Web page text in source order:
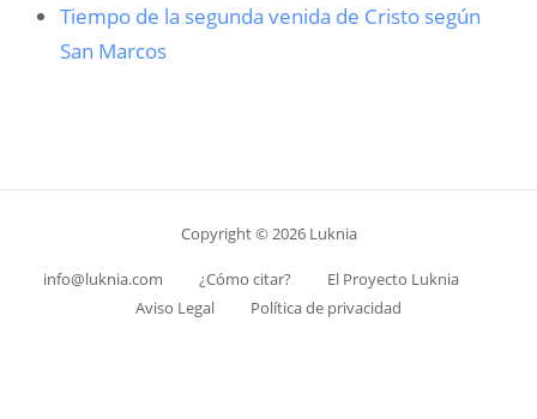
Tiempo de la segunda venida de Cristo según
San Marcos
Copyright © 2026 Luknia
info@luknia.com ¿Cómo citar?
El Proyecto Luknia
Aviso Legal
Política de privacidad